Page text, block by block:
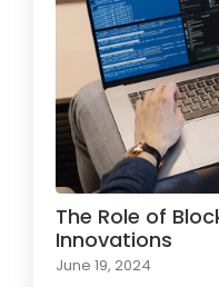
The Role of
Innovations
June 19, 2024